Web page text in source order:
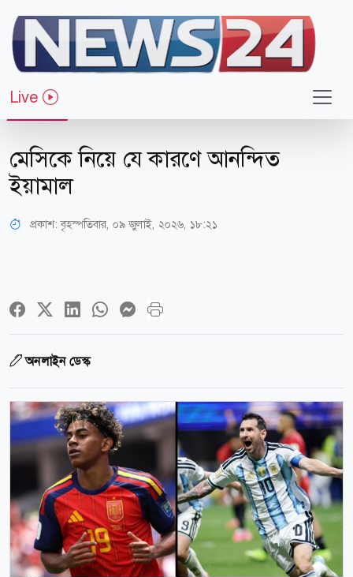
Live
খেলাধুলা
মেসিকে নিয়ে যে কারণে আনন্দিত
ইয়ামাল
প্রকাশ:বৃহস্পতিবার, ০৯ জুলাই, ২০২৬, ১৮:২১
অনলাইন ডেস্ক